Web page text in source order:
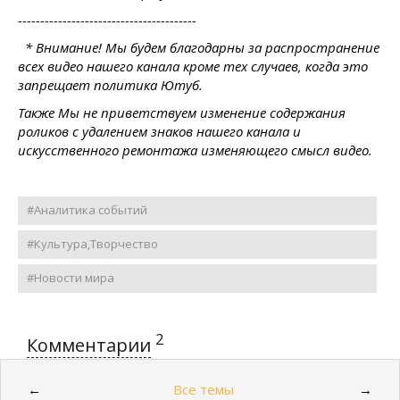
----------------------------------------
* Внимание! Мы будем благодарны за распространение
всех видео нашего канала кроме тех случаев, когда это
запрещает политика Ютуб.
Также Мы не приветствуем изменение содержания
роликов с удалением знаков нашего канала и
искусственного ремонтажа изменяющего смысл видео.
#Аналитика событий
#Культура,Творчество
#Новости мира
Комментарии 2
← Все темы →